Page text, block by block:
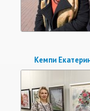
Кемпи